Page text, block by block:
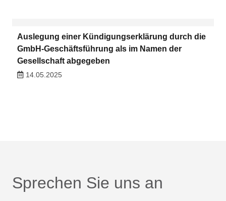
Auslegung einer Kündigungserklärung durch die
GmbH-Geschäftsführung als im Namen der
Gesellschaft abgegeben
14.05.2025
Sprechen Sie uns an